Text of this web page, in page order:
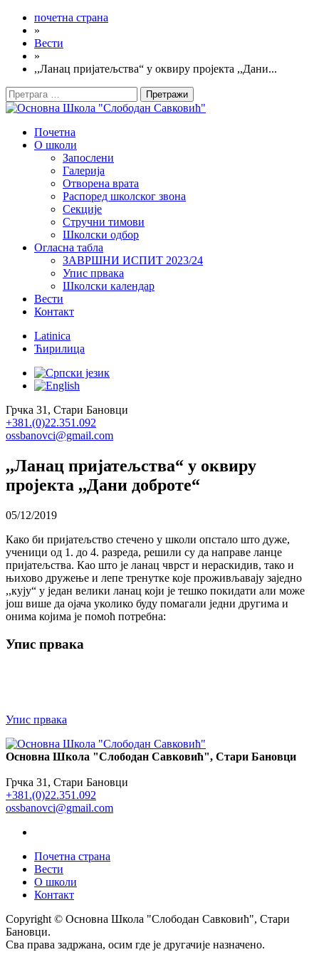
почетна страна
»
Вести
»
,,Ланац пријатељства“ у оквиру пројекта ,,Дани...
Претрага
за:
Почетна
О школи
Запослени
Галерија
Отворена врата
Распоред школског звона
Секције
Стручни тимови
Школски одбор
Огласна табла
ЗАВРШНИ ИСПИТ 2023/24
Упис првака
Школски календар
Вести
Контакт
Latinica
Ћирилица
Грчка 31, Стари Бановци
+381.(0)22.351.092
ossbanovci@gmail.com
,,Ланац пријатељства“ у оквиру
пројекта ,,Дани доброте“
05/12/2019
Како би пријатељство стечено у школи опстало што дуже,
ученици од 1. до 4. разреда, решили су да направе ланце
пријатељства. Као што је ланац чврст и нераскидив, тако и
њихово дружење и лепе тренутке које проживљавају заједно
,,кују“ у један велики ланац који је тешко покидати али може
још више да ојача уколико буду помагали једни другима и
онима којима је помоћ потребна:
Упис првака
Упис првака
Основна Школа "Слободан Савковић", Стари Бановци
Грчка 31, Стари Бановци
+381.(0)22.351.092
ossbanovci@gmail.com
Почетна страна
Вести
О школи
Контакт
Copyright © Основна Школа "Слободан Савковић", Стари
Бановци.
Сва права задржана, осим где је другачије назначено.